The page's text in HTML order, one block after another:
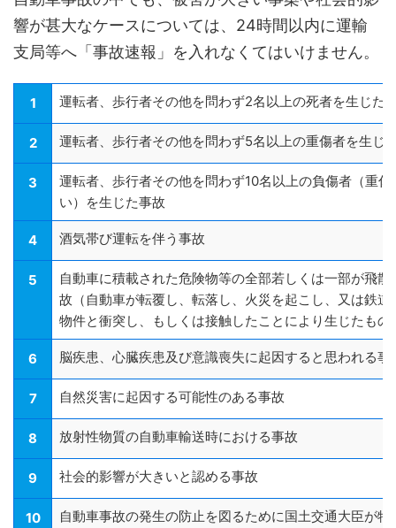
響が甚大なケースについては、24時間以内に運輸
支局等へ「事故速報」を入れなくてはいけません。
1 運転者、歩行者その他を問わず2名以上の死者を生じた
2 運転者、歩行者その他を問わず5名以上の重傷者を生じ
3
運転者、歩行者その他を問わず10名以上の負傷者（重
い）を生じた事故
4 酒気帯び運転を伴う事故
5
自動車に積載された危険物等の全部若しくは一部が飛
故（自動車が転覆し、転落し、火災を起こし、又は鉄
物件と衝突し、もしくは接触したことにより生じたもの
6 脳疾患、心臓疾患及び意識喪失に起因すると思われる事
7 自然災害に起因する可能性のある事故
8 放射性物質の自動車輸送時における事故
9 社会的影響が大きいと認める事故
10
自動車事故の発生の防止を図るために国土交通大臣が